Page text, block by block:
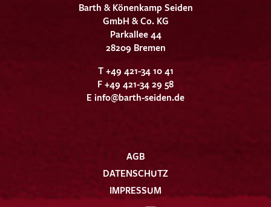
Barth & Könenkamp Seiden
GmbH & Co. KG
Parkallee 44
28209 Bremen
T +49 421-34 10 41
F +49 421-34 29 58
E info@barth-seiden.de
AGB
DATENSCHUTZ
IMPRESSUM